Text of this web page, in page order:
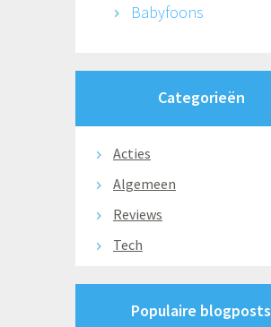
Babyfoons
Categorieën
Acties
Algemeen
Reviews
Tech
Populaire blogposts